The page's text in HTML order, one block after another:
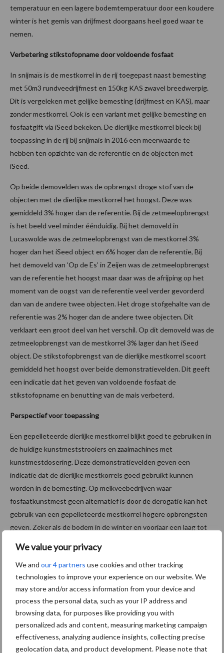
We value your privacy
We and our 4 partners use cookies and other tracking
technologies to improve your experience on our website. We
may store and/or access information from your device and
process the personal data, such as your IP address and
browsing data, for purposes like providing you with
personalized ads and content, measuring marketing campaign
effectiveness, analyzing audience insights, collecting precise
geolocation data, and product development. Please note that
temperatuur en een lagere bodemtemperatuur door een koudere
winter is het gemis van drijfmest doorgaans heel goed waar te
nemen.
Verbetering stikstofopname door voldoende fosfaat
In snijmaïs is de mestkorrel in de rij toegepast naast bemesting
met 50m3 rundveedrijfmest en 150kg KAS zwavel breedwerpig.
Dit is vergeleken met gelijke bemesting (drijfmest en KAS), maar
zonder mestkorrel. Ook is een variant met gelijke bemesting en
fosfaatgift via iSeed bekeken. De dierlijke mestkorrel bleek bij
toepassing in de rij bij snijmais in 2016 een meerwaarde te
hebben ten opzichte van de referentie en de objecten met
iSeed.
Op beide demovelden was de opbrengst droge stof van de
objecten met de dierlijke mestkorrel het hoogst. Deze was
gemiddeld 3% hoger dan de referentie. Bij de zetmeelopbrengst
is het beeld veel minder éénduidig. Bij het demoveld in
Lucaswolde was de zetmeelopbrengst van de mestkorrel 3%
hoger dan het iSeed object en 6% hoger dan de referentie, Bij
het demoveld van ‘Op de Es’ in Zeijen was de zetmeelopbrengst
van de referentie het hoogst maar daar was de afrijping op het
moment van de oogst van de referentie veel verder gevorderd
dan van de andere twee objecten. Het droge stofgehalte van de
referentie was 2% hoger dan de andere twee objecten. Dit
verklaart een groot deel van het verschil. Op dit demoveld was de
zetmeelopbrengst van de mestkorrel 3% lager dan het iSeed
object. De stikstofopbrengst van de dierlijke mestkorrel scoort
gemiddeld het hoogst over beide demonstratievelden. Dit geeft
een indicatie dat het geven van voldoende fosfaat de
stikstofopname en benutting van de mais verbeterd.
Perspectief voor toepassing
Een gepelleteerde dierlijke mestkorrel blijkt goed te gebruiken in
de huidige kunstmeststrooiers en zaaimachines met
kunstmestdosering. Deze demonstratievelden geven een
indicatie dat de dierlijke mestkorrels goed gebruikt kunnen
worden in de bemesting. Op melkveebedrijven waar
fosfaatkunstmest geen alternatief is door de derogatie kan het
gebruik van een gepelleteerde mestkorrel hogere opbrengsten
geven. Zeker als de bodem in de winter en voorjaar een laag tot
Om een mestkorrel daadwerkelijk kunstmest te laten vervangen
is het pelleteren van mest alleen niet voldoende. Samen met
MeMon werkt DLV Advies aan een mestkorrel die qua
samenstelling dichter bij mineralensamenstelling van kunstmest
komt: Groen fosfaat. In mais blijkt dit, op basis van 1 jaar, goed te
werken. Momenteel wordt bekeken welke gewassen hiervoor
nog meer kansrijk zijn. Gedacht wordt aan voedererwten, gras en